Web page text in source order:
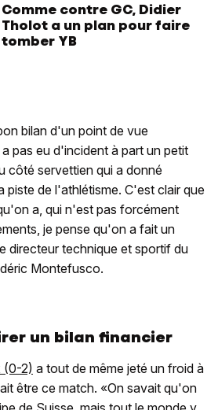
Comme contre GC, Didier
Tholot a un plan pour faire
tomber YB
bilan d'un point de vue
pas eu d'incident à part un petit
côté servettien qui a donné
piste de l'athlétisme. C'est clair que
a, qui n'est pas forcément
je pense qu'on a fait un
directeur technique et sportif du
Montefusco.
un bilan financier
(0-2) a tout de même jeté un froid à
être ce match. «On savait qu'on